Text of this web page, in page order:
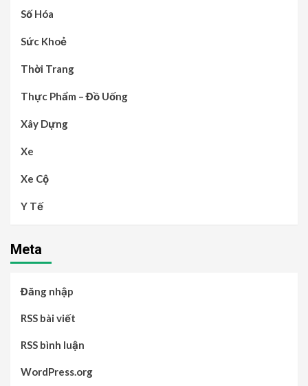
Số Hóa
Sức Khoẻ
Thời Trang
Thực Phẩm – Đồ Uống
Xây Dựng
Xe
Xe Cộ
Y Tế
Meta
Đăng nhập
RSS bài viết
RSS bình luận
WordPress.org